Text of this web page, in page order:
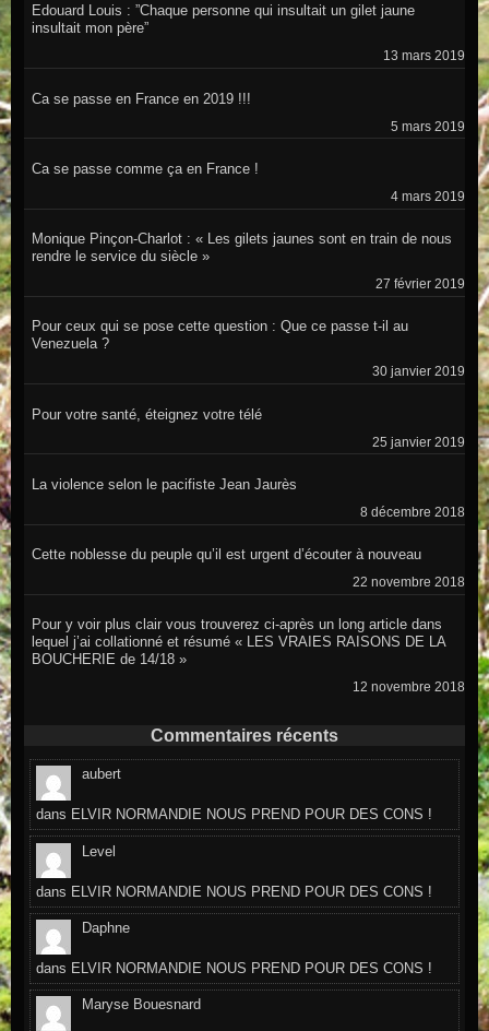
Edouard Louis : ”Chaque personne qui insultait un gilet jaune
insultait mon père”
13 mars 2019
Ca se passe en France en 2019 !!!
5 mars 2019
Ca se passe comme ça en France !
4 mars 2019
Monique Pinçon-Charlot : « Les gilets jaunes sont en train de nous
rendre le service du siècle »
27 février 2019
Pour ceux qui se pose cette question : Que ce passe t-il au
Venezuela ?
30 janvier 2019
Pour votre santé, éteignez votre télé
25 janvier 2019
La violence selon le pacifiste Jean Jaurès
8 décembre 2018
Cette noblesse du peuple qu’il est urgent d’écouter à nouveau
22 novembre 2018
Pour y voir plus clair vous trouverez ci-après un long article dans
lequel j’ai collationné et résumé « LES VRAIES RAISONS DE LA
BOUCHERIE de 14/18 »
12 novembre 2018
Commentaires récents
aubert
dans ELVIR NORMANDIE NOUS PREND POUR DES CONS !
Level
dans ELVIR NORMANDIE NOUS PREND POUR DES CONS !
Daphne
dans ELVIR NORMANDIE NOUS PREND POUR DES CONS !
Maryse Bouesnard